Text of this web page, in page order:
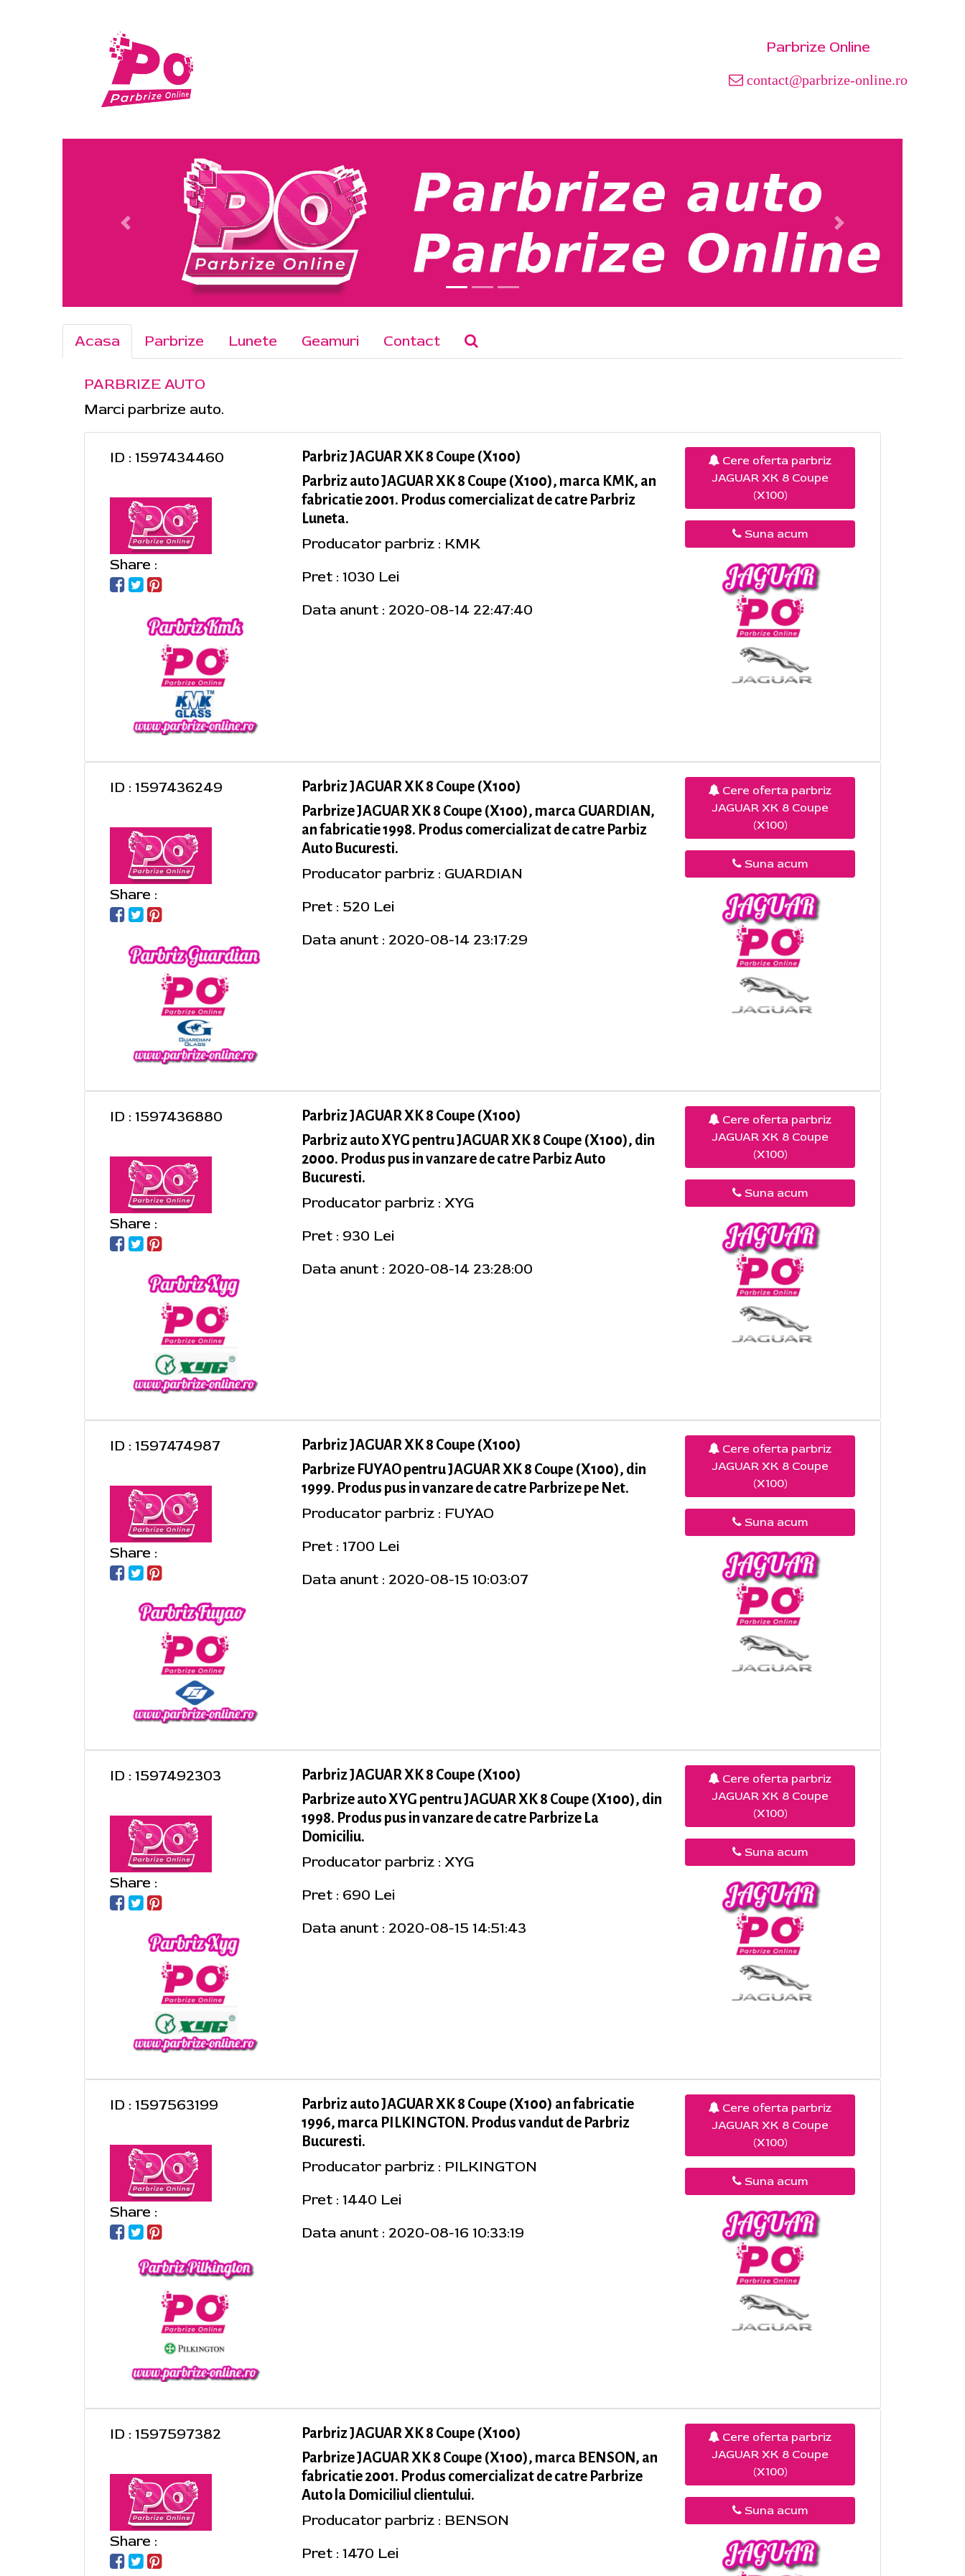
Parbrize Online
contact@parbrize-online.ro
Acasa Parbrize Lunete Geamuri Contact
PARBRIZE AUTO
Marci parbrize auto.
ID : 1597434460
Share :
Parbriz JAGUAR XK 8 Coupe (X100)
Parbriz auto JAGUAR XK 8 Coupe (X100), marca KMK, an
fabricatie 2001. Produs comercializat de catre Parbriz
Luneta.
Producator parbriz : KMK
Pret : 1030 Lei
Data anunt : 2020-08-14 22:47:40
Cere oferta parbriz
JAGUAR XK 8 Coupe
(X100)
Suna acum
ID : 1597436249
Share :
Parbriz JAGUAR XK 8 Coupe (X100)
Parbrize JAGUAR XK 8 Coupe (X100), marca GUARDIAN,
an fabricatie 1998. Produs comercializat de catre Parbiz
Auto Bucuresti.
Producator parbriz : GUARDIAN
Pret : 520 Lei
Data anunt : 2020-08-14 23:17:29
Cere oferta parbriz
JAGUAR XK 8 Coupe
(X100)
Suna acum
ID : 1597436880
Share :
Parbriz JAGUAR XK 8 Coupe (X100)
Parbriz auto XYG pentru JAGUAR XK 8 Coupe (X100), din
2000. Produs pus in vanzare de catre Parbiz Auto
Bucuresti.
Producator parbriz : XYG
Pret : 930 Lei
Data anunt : 2020-08-14 23:28:00
Cere oferta parbriz
JAGUAR XK 8 Coupe
(X100)
Suna acum
ID : 1597474987
Share :
Parbriz JAGUAR XK 8 Coupe (X100)
Parbrize FUYAO pentru JAGUAR XK 8 Coupe (X100), din
1999. Produs pus in vanzare de catre Parbrize pe Net.
Producator parbriz : FUYAO
Pret : 1700 Lei
Data anunt : 2020-08-15 10:03:07
Cere oferta parbriz
JAGUAR XK 8 Coupe
(X100)
Suna acum
ID : 1597492303
Share :
Parbriz JAGUAR XK 8 Coupe (X100)
Parbrize auto XYG pentru JAGUAR XK 8 Coupe (X100), din
1998. Produs pus in vanzare de catre Parbrize La
Domiciliu.
Producator parbriz : XYG
Pret : 690 Lei
Data anunt : 2020-08-15 14:51:43
Cere oferta parbriz
JAGUAR XK 8 Coupe
(X100)
Suna acum
ID : 1597563199
Share :
Parbriz auto JAGUAR XK 8 Coupe (X100) an fabricatie
1996, marca PILKINGTON. Produs vandut de Parbriz
Bucuresti.
Producator parbriz : PILKINGTON
Pret : 1440 Lei
Data anunt : 2020-08-16 10:33:19
Cere oferta parbriz
JAGUAR XK 8 Coupe
(X100)
Suna acum
ID : 1597597382
Share :
Parbriz JAGUAR XK 8 Coupe (X100)
Parbrize JAGUAR XK 8 Coupe (X100), marca BENSON, an
fabricatie 2001. Produs comercializat de catre Parbrize
Auto la Domiciliul clientului.
Producator parbriz : BENSON
Pret : 1470 Lei
Cere oferta parbriz
JAGUAR XK 8 Coupe
(X100)
Suna acum